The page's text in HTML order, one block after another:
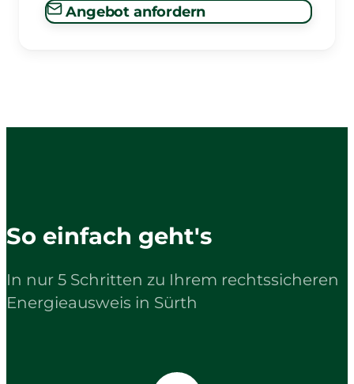
Angebot anfordern
So einfach geht's
In nur 5 Schritten zu Ihrem rechtssicheren
Energieausweis in Sürth